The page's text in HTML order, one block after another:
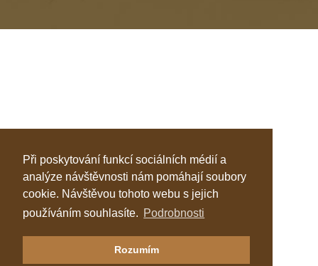
Při poskytování funkcí sociálních médií a
analýze návštěvnosti nám pomáhají soubory
cookie. Návštěvou tohoto webu s jejich
používáním souhlasíte. Podrobnosti
Rozumím
Klastr Česká peleta
Katalog topenářů